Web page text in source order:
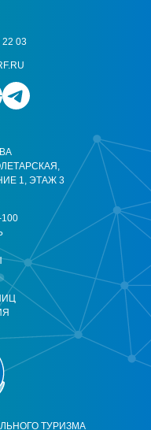
ТУРИЗМА
1, ЭТАЖ 3
22 03